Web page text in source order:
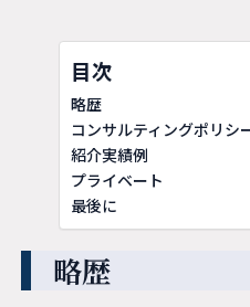
目次
略歴
コンサルティングポリシ
紹介実績例
プライベート
最後に
略歴